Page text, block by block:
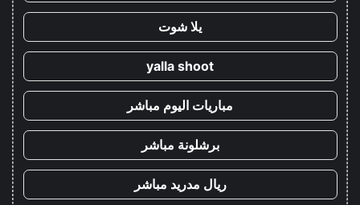
يلا شوت
yalla shoot
مباريات اليوم مباشر
برشلونة مباشر
ريال مدريد مباشر